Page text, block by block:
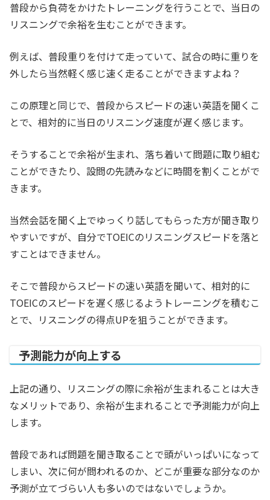
普段から負荷をかけたトレーニングを行うことで、当日の
リスニングで余裕を生むことができます。
例えば、普段重りを付けて走っていて、試合の時に重りを
外したら当然軽く感じ速く走ることができますよね？
この原理と同じで、普段からスピードの速い英語を聞くこ
とで、相対的に当日のリスニング速度が遅く感じます。
そうすることで余裕が生まれ、落ち着いて問題に取り組む
ことができたり、設問の先読みなどに時間を割くことがで
きます。
当然会話を聞く上でゆっくり話してもらった方が聞き取り
やすいですが、自分でTOEICのリスニングスピードを落と
すことはできません。
そこで普段からスピードの速い英語を聞いて、相対的に
TOEICのスピードを遅く感じるようトレーニングを積むこ
とで、リスニングの得点UPを狙うことができます。
予測能力が向上する
上記の通り、リスニングの際に余裕が生まれることは大き
なメリットであり、余裕が生まれることで予測能力が向上
します。
普段であれば問題を聞き取ることで頭がいっぱいになって
しまい、次に何が問われるのか、どこが重要な部分なのか
予測が立てづらい人も多いのではないでしょうか。